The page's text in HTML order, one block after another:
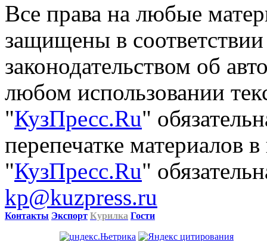
Все права на любые
защищены в
законодательством об
любом использовании
"КузПресс.Ru"
перепечатке материалов
"КузПресс.Ru"
kp@kuzpress.ru
Контакты Экспорт Курилка Гости